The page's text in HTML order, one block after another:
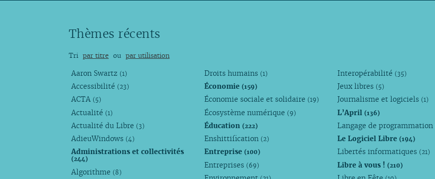
Thèmes récents
Tri par titre ou par utilisation
Aaron Swartz (1)
Accessibilité (23)
ACTA (5)
Actualité (1)
Actualité du Libre (3)
AdieuWindows (4)
Administrations et collectivités
(244)
Algorithme (8)
Droits humains (1)
Économie(159)
Économie sociale et solidaire (19)
Écosystème numérique (9)
Éducation(222)
Enshittification (2)
Entreprise(100)
Entreprises (69)
Interopérabilité (35)
Jeux libres (5)
Journalisme et logiciels (1)
L’April(136)
Langage de programmation
Le Logiciel Libre(194)
Libertés informatiques (21)
Libre à vous !(210)